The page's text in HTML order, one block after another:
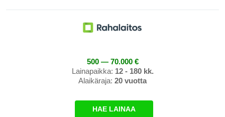
500 — 70.000 €
Lainapaikka: 12 - 180 kk.
Alaikäraja: 20 vuotta
HAE LAINAA